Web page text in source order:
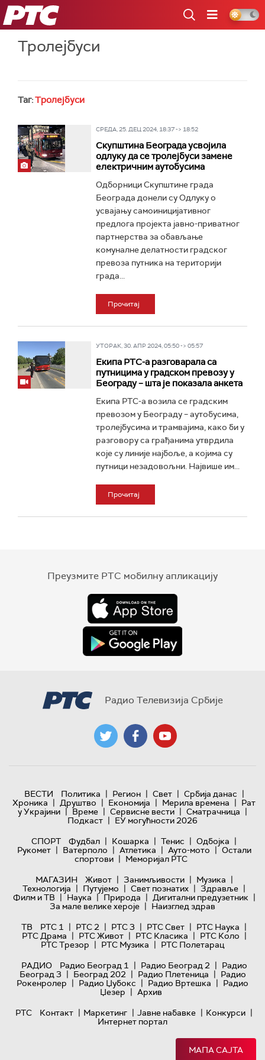
РТС
Тролејбуси
Таг:Тролејбуси
СРЕДА, 25. ДЕЦ 2024, 18:37 -> 18:52
Скупштина Београда усвојила
одлуку да се тролејбуси замене
електричним аутобусима
Одборници Скупштине града
Београда донели су Одлуку о
усвајању самоиницијативног
предлога пројекта јавно-приватног
партнерства за обављање
комуналне делатности градског
превоза путника на територији
града...
Прочитај
УТОРАК, 30. АПР 2024, 05:50 -> 05:57
Екипа РТС-а разговарала са
путницима у градском превозу у
Београду – шта је показала анкета
Екипа РТС-а возила се градским
превозом у Београду – аутобусима,
тролејбусима и трамвајима, како би у
разговору са грађанима утврдила
које су линије најбоље, а којима су
путници незадовољни. Највише им...
Прочитај
Преузмите РТС мобилну апликацију
Радио Телевизија Србије
ВЕСТИ Политика | Регион | Свет | Србија данас |
Хроника | Друштво | Економија | Мерила времена | Рат
у Украјини | Време | Сервисне вести | Сматрачница |
Подкаст | ЕУ могућности 2026
СПОРТ
Фудбал | Кошарка | Тенис | Одбојка |
Рукомет | Ватерполо | Атлетика | Ауто-мото | Остали
спортови | Меморијал РТС
МАГАЗИН
Живот | Занимљивости | Музика |
Технологијa | Путујемо | Свет познатих | Здравље |
Филм и ТВ | Наука | Природа | Дигитални предузетник |
За мале велике хероје | Наизглед здрав
ТВ
РТС 1 | РТС 2 | РТС 3 | РТС Свет | РТС Наука |
РТС Драма | РТС Живот | РТС Класика | РТС Коло |
РТС Трезор | РТС Музика | РТС Полетарац
РАДИО
Радио Београд 1 | Радио Београд 2 | Радио
Београд 3 | Београд 202 | Радио Плетеница | Радио
Рокенролер | Радио Џубокс | Радио Вртешка | Радио
Џезер | Архив
РТС
Контакт | Маркетинг | Јавне набавке | Конкурси |
Интернет портал
МАПА САЈТА